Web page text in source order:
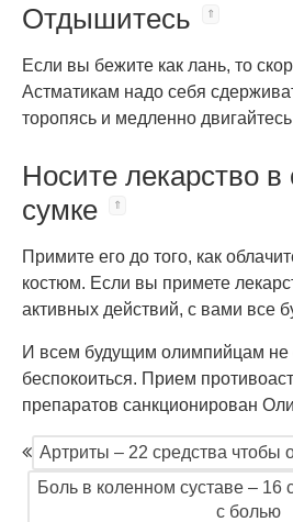
Отдышитесь
Если вы бежите как лань, то
Астматикам надо себя
торопясь и медленно
Носите лекарство в
сумке
Примите его до того, как
костюм. Если вы примете
активных действий, с вами все
И всем будущим олимпийцам не
беспокоиться. Прием
препаратов санкционирован
Артриты – 22 средства чтобы
Боль в коленном суставе – 16
с болью